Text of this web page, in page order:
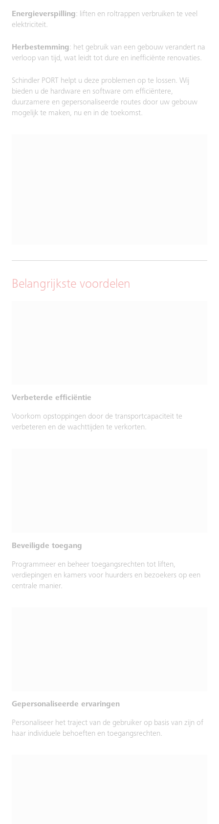
Energieverspilling: liften en roltrappen verbruiken te veel
elektriciteit.
Herbestemming: het gebruik van een gebouw verandert na
verloop van tijd, wat leidt tot dure en inefficiënte renovaties.
Schindler PORT helpt u deze problemen op te lossen. Wij
bieden u de hardware en software om efficiëntere,
duurzamere en gepersonaliseerde routes door uw gebouw
mogelijk te maken, nu en in de toekomst.
Belangrijkste voordelen
Verbeterde efficiëntie
Voorkom opstoppingen door de transportcapaciteit te
verbeteren en de wachttijden te verkorten.
Beveiligde toegang
Programmeer en beheer toegangsrechten tot liften,
verdiepingen en kamers voor huurders en bezoekers op een
centrale manier.
Gepersonaliseerde ervaringen
Personaliseer het traject van de gebruiker op basis van zijn of
haar individuele behoeften en toegangsrechten.